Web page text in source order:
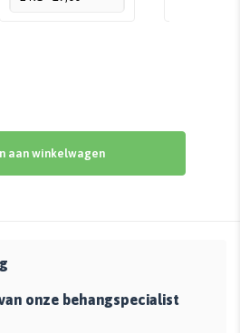
aan winkelwagen
onze behangspecialist